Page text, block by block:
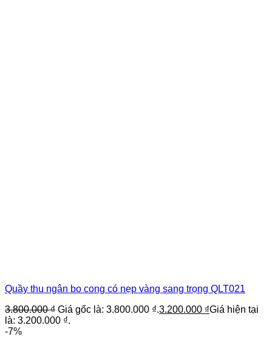
Quầy thu ngân bo cong có nẹp vàng sang trọng QLT021
3.800.000₫ Giá gốc là: 3.800.000 ₫.3.200.000 ₫Giá hiện tại
là: 3.200.000 ₫.
-7%